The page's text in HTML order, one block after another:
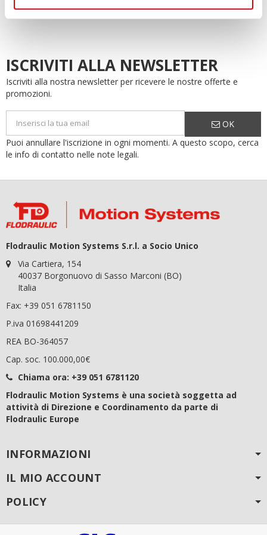
ISCRIVITI ALLA NEWSLETTER
Iscriviti alla nostra newsletter per ricevere le nostre offerte e
promozioni.
OK
Puoi annullare l'iscrizione in ogni momenti. A questo scopo, cerca
le info di contatto nelle note legali.
Flodraulic Motion Systems S.r.l. a Socio Unico
Via Cartiera, 154
40037 Borgonuovo di Sasso Marconi (BO)
Italia
Fax: +39 051 6781150
P.iva 01698441209
REA BO-364057
Cap. soc. 100.000,00€
Chiama ora: +39 051 6781120
Flodraulic Motion Systems è una società soggetta ad
attività di Direzione e Coordinamento da parte di
Flodraulic Europe
INFORMAZIONI
IL MIO ACCOUNT
POLICY